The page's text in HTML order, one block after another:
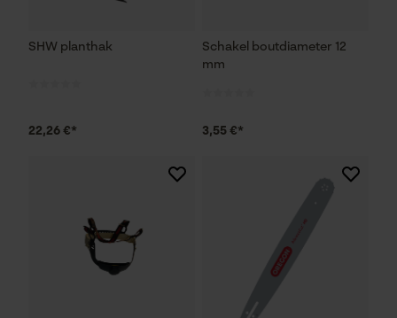
SHW planthak
22,26 €*
Schakel boutdiameter 12
mm
3,55 €*